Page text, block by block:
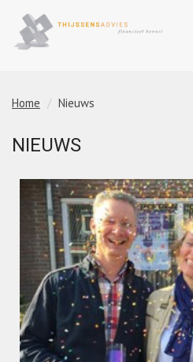
Home Nieuws
NIEUWS